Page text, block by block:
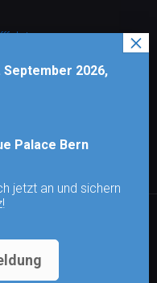
|
September 2026,
Palace Bern
jetzt an und sichern